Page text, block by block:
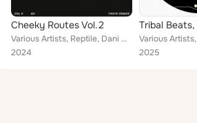
Cheeky Routes Vol.2
Various Artists, Reptile, Dani Durán (ES), Sann Ku, R-010, Tsukuyomi, Tino Trøster, Larsson (ES), Vlaar, Conntex, Rodent, Vilche...
2024
Tribal Beats,
2025